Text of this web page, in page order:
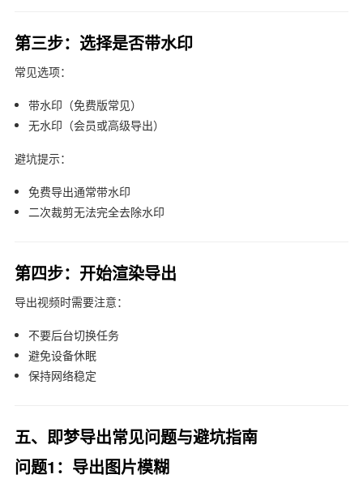
第三步：选择是否带水印
常见选项：
带水印（免费版常见）
无水印（会员或高级导出）
避坑提示：
免费导出通常带水印
二次裁剪无法完全去除水印
第四步：开始渲染导出
导出视频时需要注意：
不要后台切换任务
避免设备休眠
保持网络稳定
五、即梦导出常见问题与避坑指南
问题1：导出图片模糊